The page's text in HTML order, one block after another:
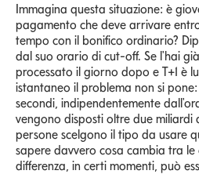
Immagina questa situazione: è
pagamento che deve arrivare
tempo con il bonifico ordinario?
dal suo orario di cut-off. Se l'hai
processato il giorno dopo e T+1 è
istantaneo il problema non si
secondi, indipendentemente
vengono disposti oltre due miliardi
persone scelgono il tipo da usare
sapere davvero cosa cambia tra le
differenza, in certi momenti, può